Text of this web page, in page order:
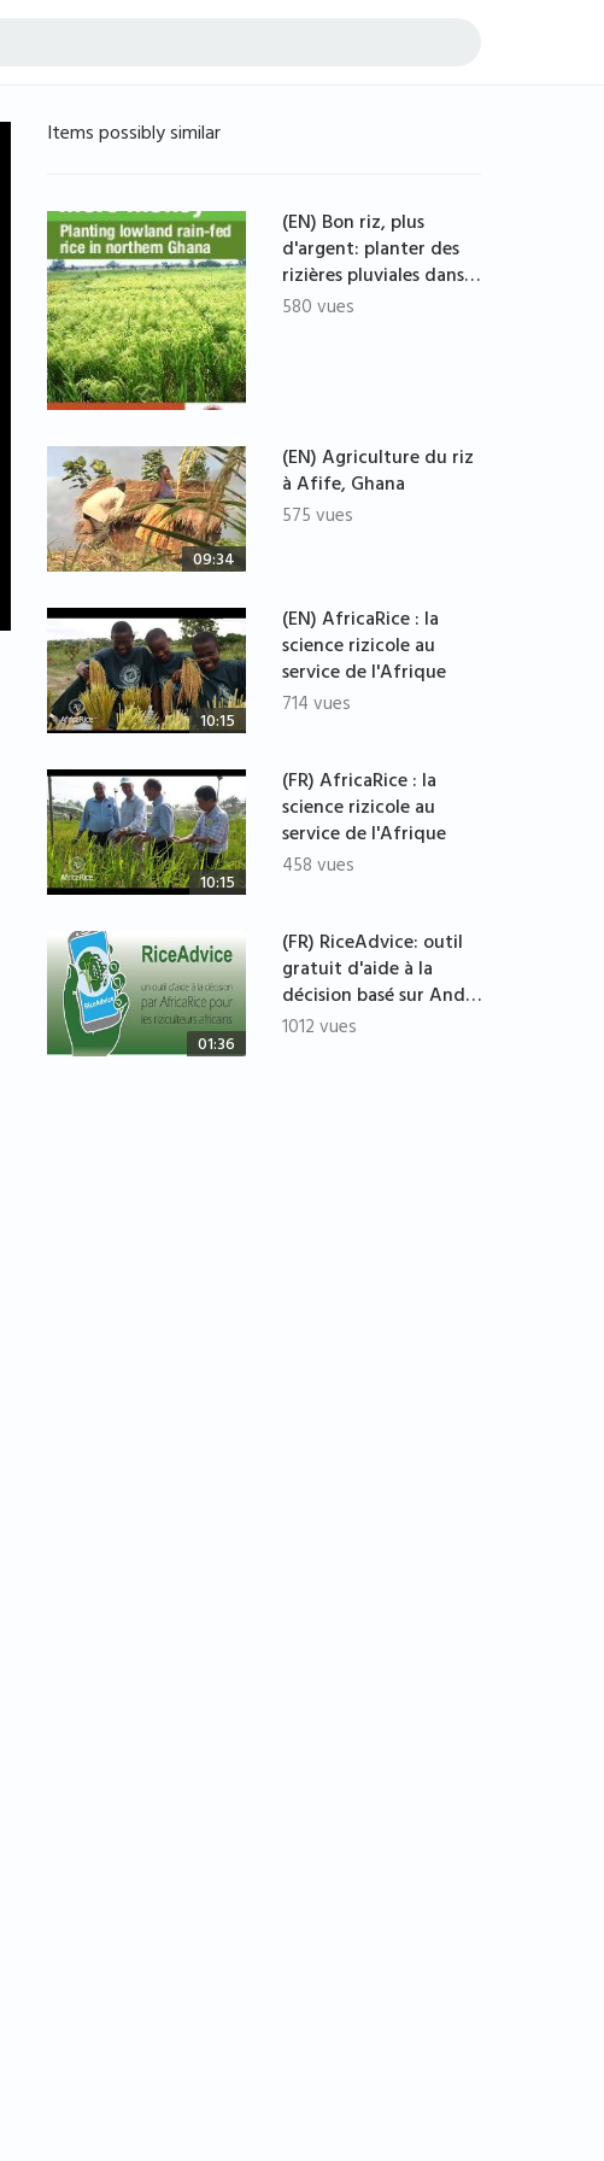
Items possibly similar
(EN) Bon riz, plus
d'argent: planter des
rizières pluviales dans…
580 vues
09:34
(EN) Agriculture du riz
à Afife, Ghana
575 vues
10:15
(EN) AfricaRice : la
science rizicole au
service de l'Afrique
714 vues
10:15
(FR) AfricaRice : la
science rizicole au
service de l'Afrique
458 vues
01:36
(FR) RiceAdvice: outil
gratuit d'aide à la
décision basé sur And…
1012 vues